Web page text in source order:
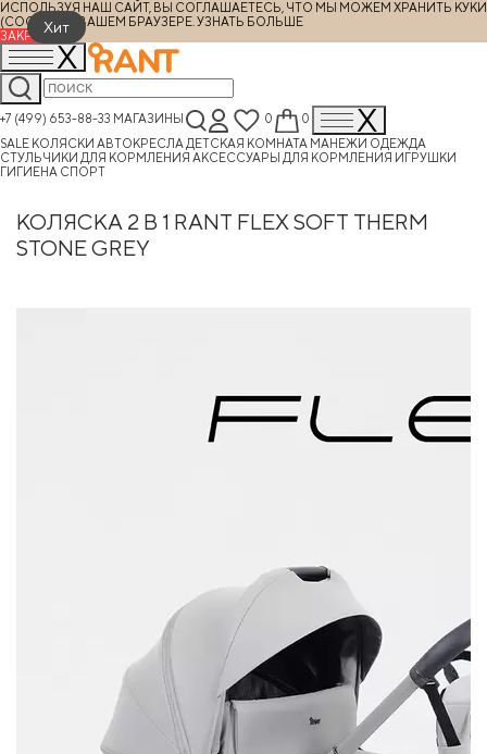
ИСПОЛЬЗУЯ НАШ САЙТ, ВЫ СОГЛАШАЕТЕСЬ, ЧТО МЫ МОЖЕМ ХРАНИТЬ КУКИ
(COOKIES) В ВАШЕМ БРАУЗЕРЕ. УЗНАТЬ БОЛЬШЕ
ЗАКРЫТЬ
+7 (499) 653-88-33 МАГАЗИНЫ 0
0
SALE КОЛЯСКИ АВТОКРЕСЛА ДЕТСКАЯ КОМНАТА МАНЕЖИ ОДЕЖДА
СТУЛЬЧИКИ ДЛЯ КОРМЛЕНИЯ АКСЕССУАРЫ ДЛЯ КОРМЛЕНИЯ ИГРУШКИ
ГИГИЕНА СПОРТ
КОЛЯСКА 2 В 1 RANT FLEX SOFT THERM
STONE GREY
Хит